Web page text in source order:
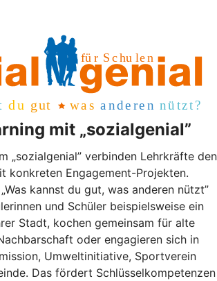
mit „sozialgenial”
„sozialgenial” verbinden Lehrkräfte den
konkreten Engagement-Projekten.
kannst du gut, was anderen nützt”
und Schüler beispielsweise ein
Stadt, kochen gemeinsam für alte
oder engagieren sich in
Umweltinitiative, Sportverein
Das fördert Schlüsselkompetenzen